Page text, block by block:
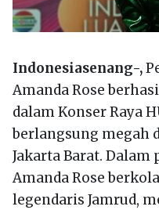
Indonesiasenang-,
Amanda Rose
dalam Konser Raya
berlangsung megah
Jakarta Barat.
Amanda Rose
legendaris Jamrud,